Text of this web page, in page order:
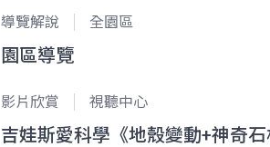
導覽解說
園區導覽
全園區
影片欣賞
吉娃斯愛科學《地殼變動+神奇
視聽中心